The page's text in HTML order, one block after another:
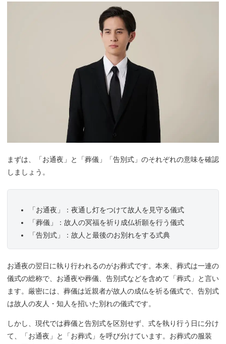
まずは、「お通夜」と「葬儀」「告別式」のそれぞれの意味を確認
しましょう。
「お通夜」：夜通し灯をつけて故人を見守る儀式
「葬儀」：故人の冥福を祈り成仏祈願を行う儀式
「告別式」：故人と最後のお別れをする式典
お通夜の翌日に執り行われるのがお葬式です。本来、葬式は一連の
儀式の総称で、お通夜や葬儀、告別式などを含めて「葬式」と言い
ます。厳密には、葬儀は近親者が故人の成仏を祈る儀式で、告別式
は故人の友人・知人を招いた別れの儀式です。
しかし、現代では葬儀と告別式を区別せず、式を執り行う日に分け
て、「お通夜」と「お葬式」を呼び分けています。お葬式の服装